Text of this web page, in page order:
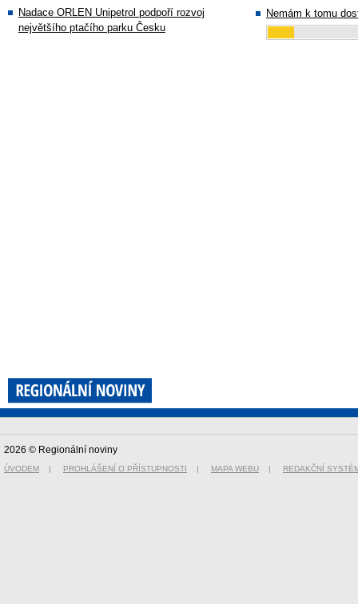
Nadace ORLEN Unipetrol podpoří rozvoj
největšího ptačího parku Česku
Nemám k tomu
2026 © Regionální noviny
ÚVODEM | PROHLÁŠENÍ O PŘÍSTUPNOSTI | MAPA WEBU | REDAKČNÍ